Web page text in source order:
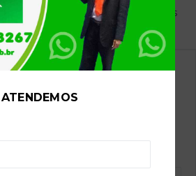
America, 00 - Centro - Euclides
casa
- 48500-000
ATENDEMOS